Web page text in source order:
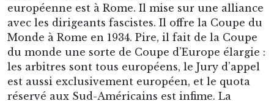
européenne est à Rome. Il mise sur une alliance
avec les dirigeants fascistes. Il offre la Coupe du
Monde à Rome en 1934. Pire, il fait de la Coupe
du monde une sorte de Coupe d’Europe élargie :
les arbitres sont tous européens, le Jury d’appel
est aussi exclusivement européen, et le quota
réservé aux Sud-Américains est infime. La